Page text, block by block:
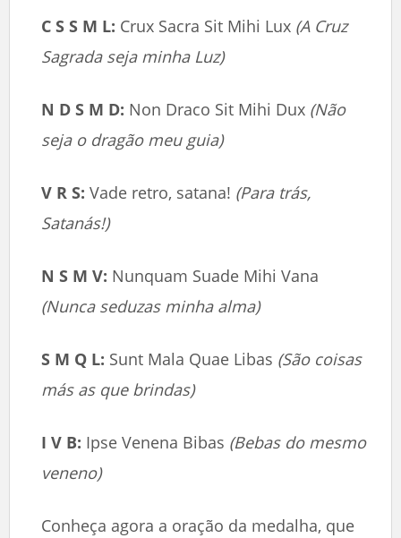
C S S M L: Crux Sacra Sit Mihi Lux (A Cruz
Sagrada seja minha Luz)
N D S M D: Non Draco Sit Mihi Dux (Não
seja o dragão meu guia)
V R S: Vade retro, satana! (Para trás,
Satanás!)
N S M V: Nunquam Suade Mihi Vana
(Nunca seduzas minha alma)
S M Q L: Sunt Mala Quae Libas (São coisas
más as que brindas)
I V B: Ipse Venena Bibas (Bebas do mesmo
veneno)
Conheça agora a oração da medalha, que